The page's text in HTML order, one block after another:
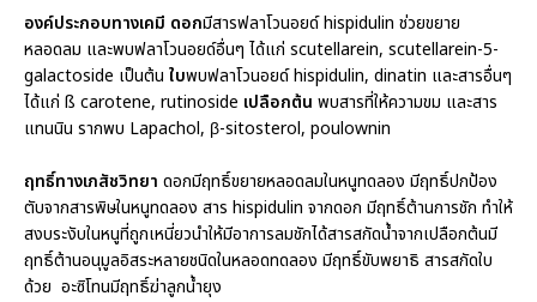
องค์ประกอบทางเคมี ดอกมีสารฟลาโวนอยด์ hispidulin ช่วยขยาย
หลอดลม และพบฟลาโวนอยด์อื่นๆ ได้แก่ scutellarein, scutellarein-5-
galactoside เป็นต้น ใบพบฟลาโวนอยด์ hispidulin, dinatin และสารอื่นๆ
ได้แก่ ß carotene, rutinoside เปลือกต้น พบสารที่ให้ความขม และสาร
แทนนิน รากพบ Lapachol, β-sitosterol, poulownin
ฤทธิ์ทางเภสัชวิทยา ดอกมีฤทธิ์ขยายหลอดลมในหนูทดลอง มีฤทธิ์ปกป้อง
ตับจากสารพิษในหนูทดลอง สาร hispidulin จากดอก มีฤทธิ์ต้านการชัก ทำให้
สงบระงับในหนูที่ถูกเหนี่ยวนำให้มีอาการลมชักได้สารสกัดน้ำจากเปลือกต้นมี
ฤทธิ์ต้านอนุมูลอิสระหลายชนิดในหลอดทดลอง มีฤทธิ์ขับพยาธิ สารสกัดใบ
ด้วย อะซิโทนมีฤทธิ์ฆ่าลูกน้ำยุง